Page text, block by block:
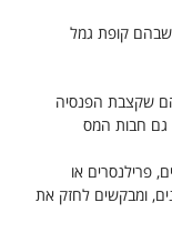
קופת גמל
שקצבת הפנסיה
גם חבות המס
פרילנסרים או
ומבקשים לחזק את